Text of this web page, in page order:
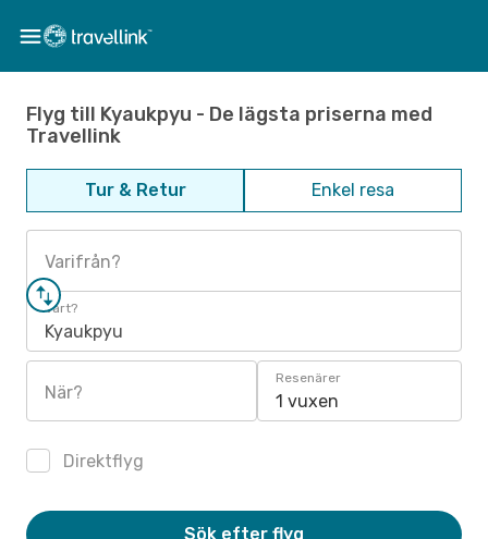
Flyg till Kyaukpyu - De lägsta priserna med
Travellink
Tur & Retur Enkel resa
Varifrån?
Vart?
Kyaukpyu
När?
Resenärer
1 vuxen
Direktflyg
Sök efter flyg